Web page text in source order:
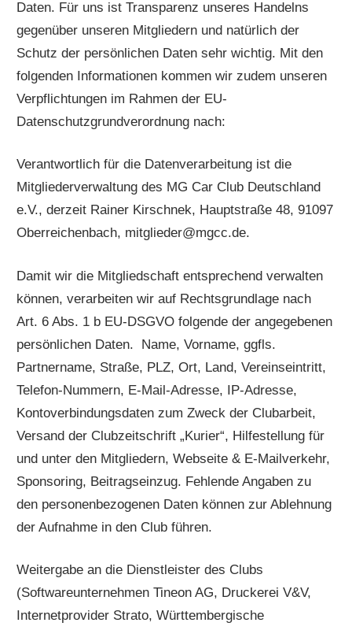
Daten. Für uns ist Transparenz unseres Handelns
gegenüber unseren Mitgliedern und natürlich der
Schutz der persönlichen Daten sehr wichtig. Mit den
folgenden Informationen kommen wir zudem unseren
Verpflichtungen im Rahmen der EU-
Datenschutzgrundverordnung nach:
Verantwortlich für die Datenverarbeitung ist die
Mitgliederverwaltung des MG Car Club Deutschland
e.V., derzeit Rainer Kirschnek, Hauptstraße 48, 91097
Oberreichenbach, mitglieder@mgcc.de.
Damit wir die Mitgliedschaft entsprechend verwalten
können, verarbeiten wir auf Rechtsgrundlage nach
Art. 6 Abs. 1 b EU-DSGVO folgende der angegebenen
persönlichen Daten. Name, Vorname, ggfls.
Partnername, Straße, PLZ, Ort, Land, Vereinseintritt,
Telefon-Nummern, E-Mail-Adresse, IP-Adresse,
Kontoverbindungsdaten zum Zweck der Clubarbeit,
Versand der Clubzeitschrift „Kurier“, Hilfestellung für
und unter den Mitgliedern, Webseite & E-Mailverkehr,
Sponsoring, Beitragseinzug. Fehlende Angaben zu
den personenbezogenen Daten können zur Ablehnung
der Aufnahme in den Club führen.
Weitergabe an die Dienstleister des Clubs
(Softwareunternehmen Tineon AG, Druckerei V&V,
Internetprovider Strato, Württembergische